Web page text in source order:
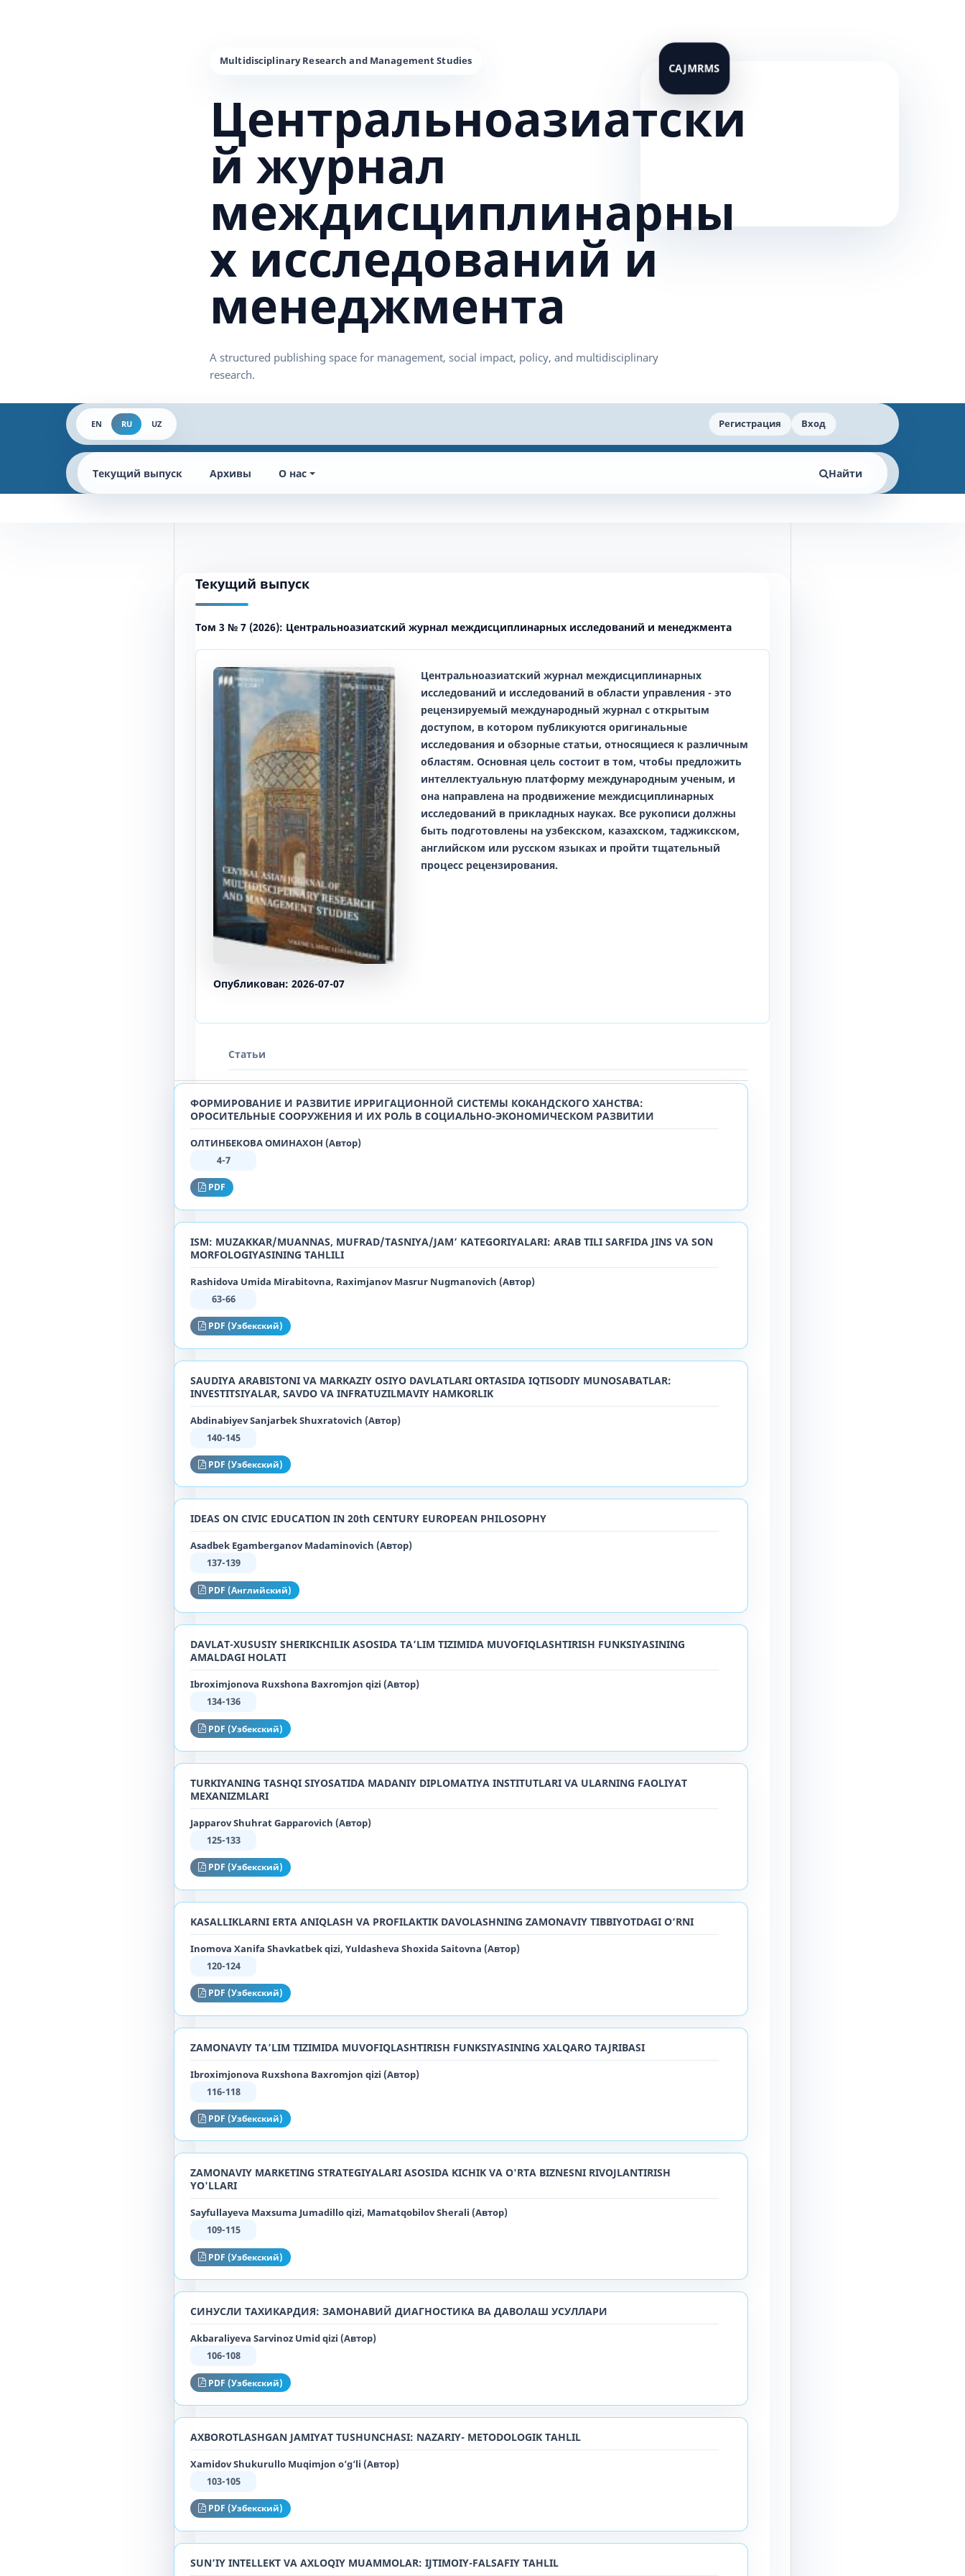
Центральноазиатски
й журнал
междисциплинарны
х исследований и
менеджмента
EN RU UZ Регистрация Вход
Текущий выпуск Архивы О нас Найти
Текущий выпуск
Том 3 № 7 (2026): Центральноазиатский журнал междисциплинарных исследований и менеджмента
Центральноазиатский журнал междисциплинарных
исследований и исследований в области управления - это
рецензируемый международный журнал с открытым
доступом, в котором публикуются оригинальные
исследования и обзорные статьи, относящиеся к различным
областям. Основная цель состоит в том, чтобы предложить
интеллектуальную платформу международным ученым, и
она направлена на продвижение междисциплинарных
исследований в прикладных науках. Все рукописи должны
быть подготовлены на узбекском, казахском, таджикском,
английском или русском языках и пройти тщательный
процесс рецензирования.
Опубликован: 2026-07-07
Статьи
ФОРМИРОВАНИЕ И РАЗВИТИЕ ИРРИГАЦИОННОЙ СИСТЕМЫ КОКАНДСКОГО ХАНСТВА:
ОРОСИТЕЛЬНЫЕ СООРУЖЕНИЯ И ИХ РОЛЬ В СОЦИАЛЬНО-ЭКОНОМИЧЕСКОМ РАЗВИТИИ
ОЛТИНБЕКОВА ОМИНАХОН (Автор)
4-7
PDF
ISM: MUZAKKAR/MUANNAS, MUFRAD/TASNIYA/JAM’ KATEGORIYALARI: ARAB TILI SARFIDA JINS VA SON
MORFOLOGIYASINING TAHLILI
Rashidova Umida Mirabitovna, Raximjanov Masrur Nugmanovich (Автор)
63-66
PDF (Узбекский)
SAUDIYA ARABISTONI VA MARKAZIY OSIYO DAVLATLARI OʻRTASIDA IQTISODIY MUNOSABATLAR:
INVESTITSIYALAR, SAVDO VA INFRATUZILMAVIY HAMKORLIK
Abdinabiyev Sanjarbek Shuxratovich (Автор)
140-145
PDF (Узбекский)
IDEAS ON CIVIC EDUCATION IN 20th CENTURY EUROPEAN PHILOSOPHY
Asadbek Egamberganov Madaminovich (Автор)
137-139
PDF (Английский)
DAVLAT-XUSUSIY SHERIKCHILIK ASOSIDA TA’LIM TIZIMIDA MUVOFIQLASHTIRISH FUNKSIYASINING
AMALDAGI HOLATI
Ibroximjonova Ruxshona Baxromjon qizi (Автор)
134-136
PDF (Узбекский)
TURKIYANING TASHQI SIYOSATIDA MADANIY DIPLOMATIYA INSTITUTLARI VA ULARNING FAOLIYAT
MEXANIZMLARI
Japparov Shuhrat Gapparovich (Автор)
125-133
PDF (Узбекский)
KASALLIKLARNI ERTA ANIQLASH VA PROFILAKTIK DAVOLASHNING ZAMONAVIY TIBBIYOTDAGI O‘RNI
Inomova Xanifa Shavkatbek qizi, Yuldasheva Shoxida Saitovna (Автор)
120-124
PDF (Узбекский)
ZAMONAVIY TA’LIM TIZIMIDA MUVOFIQLASHTIRISH FUNKSIYASINING XALQARO TAJRIBASI
Ibroximjonova Ruxshona Baxromjon qizi (Автор)
116-118
PDF (Узбекский)
ZAMONAVIY MARKETING STRATEGIYALARI ASOSIDA KICHIK VA O'RTA BIZNESNI RIVOJLANTIRISH
YO'LLARI
Sayfullayeva Maxsuma Jumadillo qizi, Mamatqobilov Sherali (Автор)
109-115
PDF (Узбекский)
СИНУСЛИ ТАХИКАРДИЯ: ЗАМОНАВИЙ ДИАГНОСТИКА ВА ДАВОЛАШ УСУЛЛАРИ
Akbaraliyeva Sarvinoz Umid qizi (Автор)
106-108
PDF (Узбекский)
AXBOROTLASHGAN JAMIYAT TUSHUNCHASI: NAZARIY- METODOLOGIK TAHLIL
Xamidov Shukurullo Muqimjon o‘g‘li (Автор)
103-105
PDF (Узбекский)
SUN’IY INTELLEKT VA AXLOQIY MUAMMOLAR: IJTIMOIY-FALSAFIY TAHLIL